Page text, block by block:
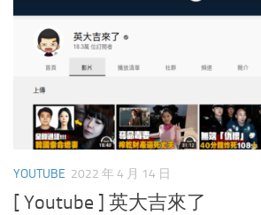
YOUTUBE 2022 年 4 月 14 日
[ Youtube ] 英大吉來了